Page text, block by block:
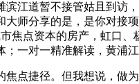
道暂不接管姑且到访，
大师分享的是，是你对
焦点资本的房产，虹口
一对一精准解读，黄浦
捷径。但我想说，做为